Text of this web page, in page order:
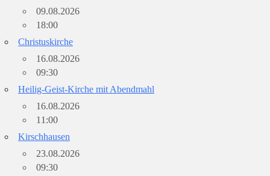
09.08.2026
18:00
Christuskirche
16.08.2026
09:30
Heilig-Geist-Kirche mit Abendmahl
16.08.2026
11:00
Kirschhausen
23.08.2026
09:30